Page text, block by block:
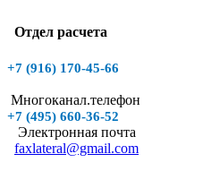
Отдел расчета
+7 (916) 170-45-66
Многоканал.телефон
+7 (495) 660-36-52
Электронная почта
faxlateral@gmail.com